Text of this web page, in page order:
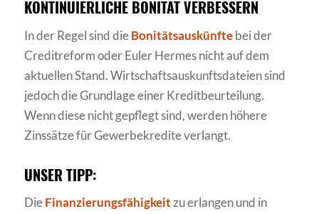
KONTINUIERLICHE BONITÄT VERBESSERN
In der Regel sind dieBonitätsauskünftebei der
Creditreform oder Euler Hermes nicht auf dem
aktuellen Stand. Wirtschaftsauskunftsdateien sind
jedoch die Grundlage einer Kreditbeurteilung.
Wenn diese nicht gepflegt sind, werden höhere
Zinssätze für Gewerbekredite verlangt.
UNSER TIPP:
DieFinanzierungsfähigkeit zu erlangen und in